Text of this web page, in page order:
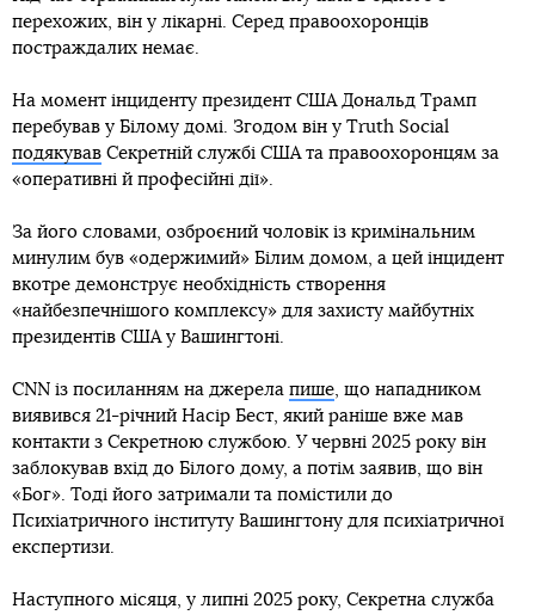
перехожих, він у лікарні. Серед правоохоронців
постраждалих немає.
На момент інциденту президент США Дональд Трамп
перебував у Білому домі. Згодом він у Truth Social
подякував Секретній службі США та правоохоронцям за
«оперативні й професійні дії».
За його словами, озброєний чоловік із кримінальним
минулим був «одержимий» Білим домом, а цей інцидент
вкотре демонструє необхідність створення
«найбезпечнішого комплексу» для захисту майбутніх
президентів США у Вашингтоні.
CNN із посиланням на джерела пише, що нападником
виявився 21-річний Насір Бест, який раніше вже мав
контакти з Секретною службою. У червні 2025 року він
заблокував вхід до Білого дому, а потім заявив, що він
«Бог». Тоді його затримали та помістили до
Психіатричного інституту Вашингтону для психіатричної
експертизи.
Наступного місяця, у липні 2025 року, Секретна служба